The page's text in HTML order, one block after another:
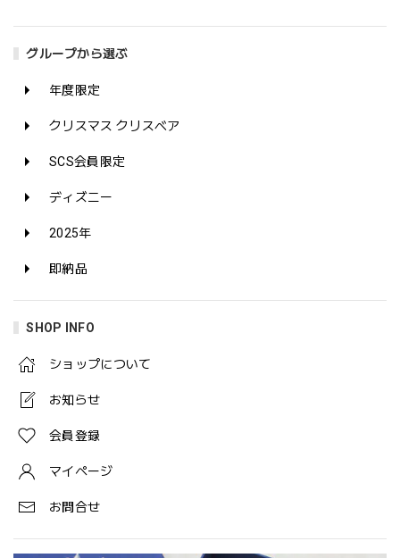
グループから選ぶ
年度限定
クリスマス クリスベア
SCS会員限定
ディズニー
2025年
即納品
SHOP INFO
ショップについて
お知らせ
会員登録
マイページ
お問合せ